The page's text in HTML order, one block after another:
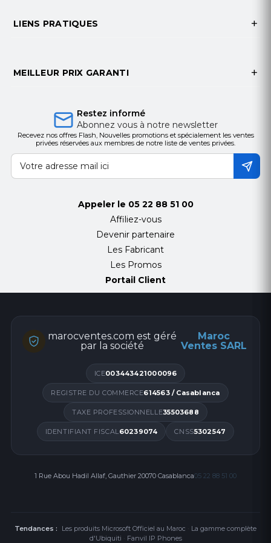
où et n’importe quand.
LIENS PRATIQUES
MEILLEUR PRIX GARANTI
Restez informé
Abonnez vous à notre newsletter
Recevez nos offres Flash, Nouvelles promotions et spécialement les ventes
privées réservées aux membres de notre liste de ventes privées.
Appeler le 05 22 88 51 00
Affiliez-vous
Devenir partenaire
Les Fabricant
Les Promos
Portail Client
marocventes.com est géré
par la société
Maroc
Ventes SARL
ICE003443421000096
REGISTRE DU COMMERCE614563 / Casablanca
TAXE PROFESSIONNELLE35503688
IDENTIFIANT FISCAL 60239074 CNSS5302547
1 Rue Abou Hadil Allaf, Gauthier 20070 Casablanca05 22 88 51 00
Tendances : Les produits Microsoft Officiel au Maroc · La gamme complète
d'Ubiquiti · Fanvil IP Phones